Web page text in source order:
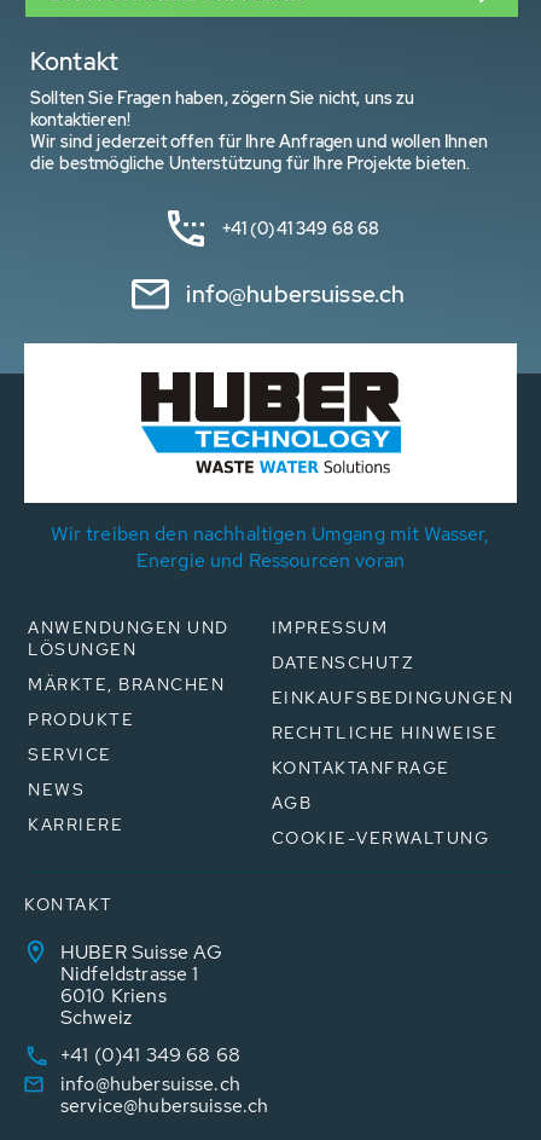
Kontakt
Sollten Sie Fragen haben, zögern Sie nicht, uns zu
kontaktieren!
Wir sind jederzeit offen für Ihre Anfragen und wollen Ihnen
die bestmögliche Unterstützung für Ihre Projekte bieten.
+41 (0)41 349 68 68
info@hubersuisse.ch
Wir treiben den nachhaltigen Umgang mit Wasser,
Energie und Ressourcen voran
ANWENDUNGEN UND
LÖSUNGEN
MÄRKTE, BRANCHEN
PRODUKTE
SERVICE
NEWS
KARRIERE
IMPRESSUM
DATENSCHUTZ
EINKAUFSBEDINGUNGEN
RECHTLICHE HINWEISE
KONTAKTANFRAGE
AGB
COOKIE-VERWALTUNG
KONTAKT
HUBER Suisse AG
Nidfeldstrasse 1
6010 Kriens
Schweiz
+41 (0)41 349 68 68
info@hubersuisse.ch
service@hubersuisse.ch